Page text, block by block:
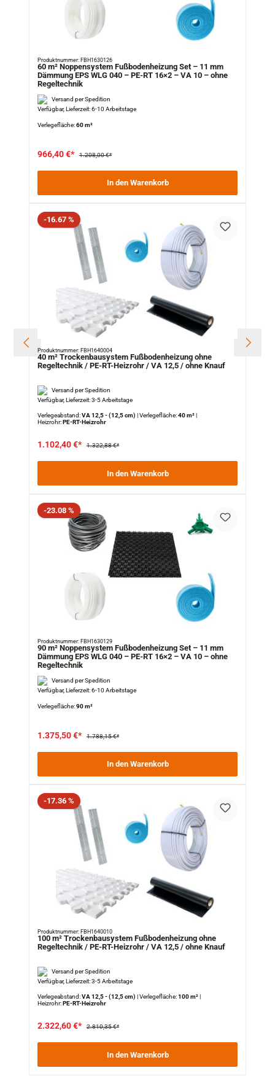
Produktnummer: FBH1630126
60 m² Noppensystem Fußbodenheizung Set – 11 mm
Dämmung EPS WLG 040 – PE-RT 16×2 – VA 10 – ohne
Regeltechnik
Versand per Spedition
Verfügbar, Lieferzeit: 6-10 Arbeitstage
Verlegefläche:60 m²
966,40 €* 1.208,00 €*
In den Warenkorb
Rabatt
-16.67 %
Produktnummer: FBH1640004
40 m² Trockenbausystem Fußbodenheizung ohne
Regeltechnik / PE-RT-Heizrohr / VA 12,5 / ohne Knauf
Versand per Spedition
Verfügbar, Lieferzeit: 3-5 Arbeitstage
Verlegeabstand:
VA 12,5 - (12,5 cm) |Verlegefläche:40 m²|
Heizrohr:PE-RT-Heizrohr
1.102,40 €* 1.322,88 €*
In den Warenkorb
Rabatt
-23.08 %
Produktnummer: FBH1630129
90 m² Noppensystem Fußbodenheizung Set – 11 mm
Dämmung EPS WLG 040 – PE-RT 16×2 – VA 10 – ohne
Regeltechnik
Versand per Spedition
Verfügbar, Lieferzeit: 6-10 Arbeitstage
Verlegefläche:90 m²
1.375,50 €* 1.788,15 €*
In den Warenkorb
Rabatt
-17.36 %
Produktnummer: FBH1640010
100 m² Trockenbausystem Fußbodenheizung ohne
Regeltechnik / PE-RT-Heizrohr / VA 12,5 / ohne Knauf
Versand per Spedition
Verfügbar, Lieferzeit: 3-5 Arbeitstage
Verlegeabstand:
VA 12,5 - (12,5 cm) |Verlegefläche:100 m²|
Heizrohr:PE-RT-Heizrohr
2.322,60 €* 2.810,35 €*
In den Warenkorb